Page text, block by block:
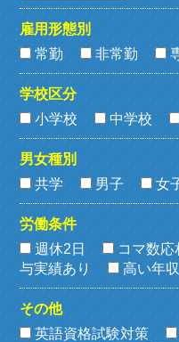
雇用形態別
常勤
非常勤
学校区分
小学校
中学校
男女種別
共学
男子 女
労働条件
週休2日
コマ数応
与実績あり
高い年
その他
英語資格試験対策